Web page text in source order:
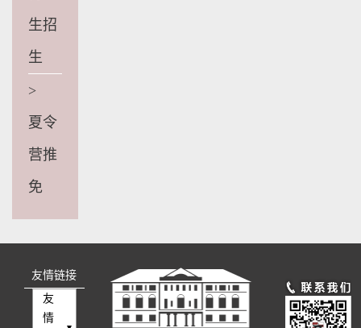
生招
生
>
夏令
营推
免
友情链接
友
情